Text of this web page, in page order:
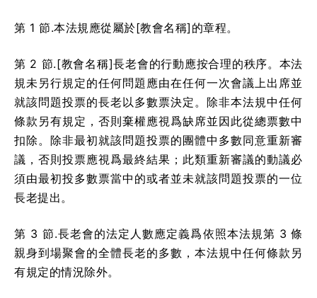
第 1 節.本法規應從屬於[教會名稱]的章程。
第 2 節.[教會名稱]長老會的行動應按合理的秩序。本法
規未另行規定的任何問題應由在任何一次會議上出席並
就該問題投票的長老以多數票決定。除非本法規中任何
條款另有規定，否則棄權應視爲缺席並因此從總票數中
扣除。除非最初就該問題投票的團體中多數同意重新審
議，否則投票應視爲最終結果；此類重新審議的動議必
須由最初投多數票當中的或者並未就該問題投票的一位
長老提出。
第 3 節.長老會的法定人數應定義爲依照本法規第 3 條
親身到場聚會的全體長老的多數，本法規中任何條款另
有規定的情況除外。